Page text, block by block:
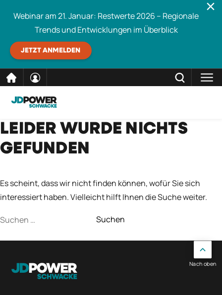
direkt
zum
Inhalt
Webinar am 21. Januar: Restwerte 2026 – Regionale
Trends und Entwicklungen im Überblick
JETZT ANMELDEN
Schwacke durchsuchen SCHLIESSEN
LEIDER WURDE NICHTS
GEFUNDEN
Es scheint, dass wir nicht finden können, wofür Sie sich
interessiert haben. Vielleicht hilft Ihnen die Suche weiter.
Suchen
Nach oben